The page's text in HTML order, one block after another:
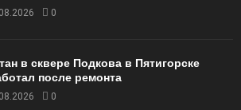
0
в сквере Подкова в Пятигорске
после ремонта
0